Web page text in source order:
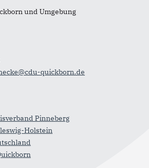
und Umgebung
quickborn.de
Pinneberg
Holstein